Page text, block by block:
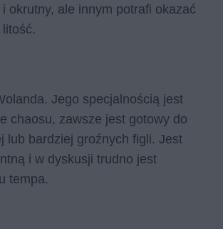
okrutny, ale innym potrafi okazać
litość.
Jego specjalnością jest
chaosu, zawsze jest gotowy do
lub bardziej groźnych figli. Jest
i w dyskusji trudno jest
tempa.